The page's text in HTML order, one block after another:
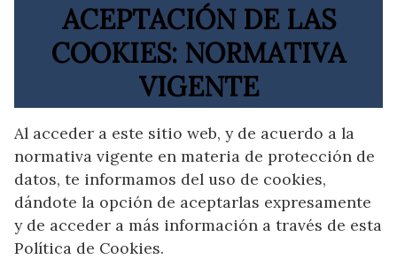
ACEPTACIÓN DE LAS
COOKIES: NORMATIVA
VIGENTE
Al acceder a este sitio web, y de acuerdo a la
normativa vigente en materia de protección de
datos, te informamos del uso de cookies,
dándote la opción de aceptarlas expresamente
y de acceder a más información a través de esta
Política de Cookies.